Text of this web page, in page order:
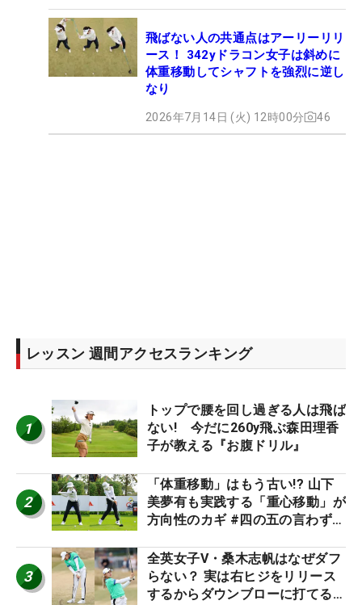
飛ばない人の共通点はアーリーリリ
ース！ 342yドラコン女子は斜めに
体重移動してシャフトを強烈に逆し
なり
2026年7月14日 (火) 12時00分 46
レッスン 週間アクセスランキング
1
トップで腰を回し過ぎる人は飛ば
ない! 今だに260y飛ぶ森田理香
子が教える『お腹ドリル』
2
「体重移動」はもう古い!? 山下
美夢有も実践する「重心移動」が
方向性のカギ #四の五の言わず振
3
全英女子V・桑木志帆はなぜダフ
らない？ 実は右ヒジをリリース
するからダウンブローに打てる #